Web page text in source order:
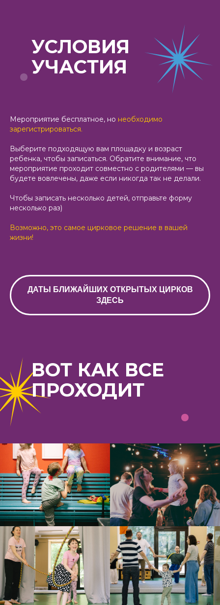
УСЛОВИЯ
УЧАСТИЯ
Мероприятие бесплатное, но необходимо
зарегистрироваться.
Выберите подходящую вам площадку и возраст
ребенка, чтобы записаться. Обратите внимание, что
мероприятие проходит совместно с родителями — вы
будете вовлечены, даже если никогда так не делали.
Чтобы записать несколько детей, отправьте форму
несколько раз)
Возможно, это самое цирковое решение в вашей
жизни!
ДАТЫ БЛИЖАЙШИХ ОТКРЫТЫХ ЦИРКОВ
ЗДЕСЬ
ВОТ КАК ВСЕ
ПРОХОДИТ